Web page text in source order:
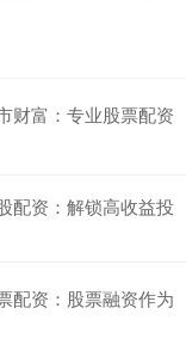
财富：专业股票配资
配资：解锁高收益投
配资：股票融资作为